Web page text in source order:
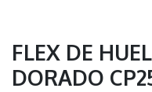
FLEX DE
DORADO